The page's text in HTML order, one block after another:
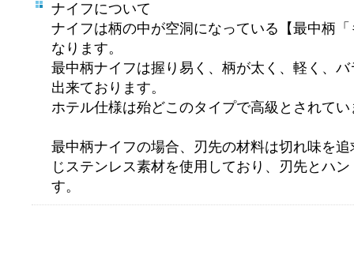
ナイフについて
ナイフは柄の中が空洞になっている【最中柄
なります。
最中柄ナイフは握り易く、柄が太く、軽く、
出来ております。
ホテル仕様は殆どこのタイプで高級とされてい
最中柄ナイフの場合、刃先の材料は切れ味を
じステンレス素材を使用しており、刃先とハ
す。